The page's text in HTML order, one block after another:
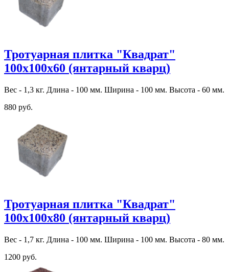
Тротуарная плитка "Квадрат"
100х100х60 (янтарный кварц)
Вес - 1,3 кг. Длина - 100 мм. Ширина - 100 мм. Высота - 60 мм.
880 руб.
Тротуарная плитка "Квадрат"
100х100х80 (янтарный кварц)
Вес - 1,7 кг. Длина - 100 мм. Ширина - 100 мм. Высота - 80 мм.
1200 руб.